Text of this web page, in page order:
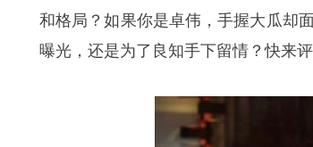
和格局？如果你是卓伟，手握大瓜却
曝光，还是为了良知手下留情？快来